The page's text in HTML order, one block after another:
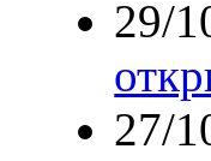
29/
27/